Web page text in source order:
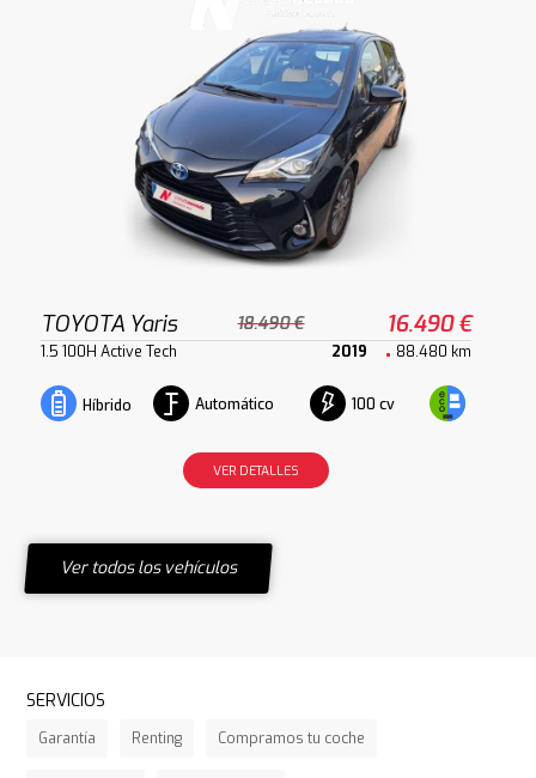
TOYOTA Yaris 18.490 € 16.490 €
1.5 100H Active Tech 2019 88.480 km
Híbrido Automático 100 cv
VER DETALLES
Ver todos los vehículos
SERVICIOS
Garantía Renting Compramos tu coche